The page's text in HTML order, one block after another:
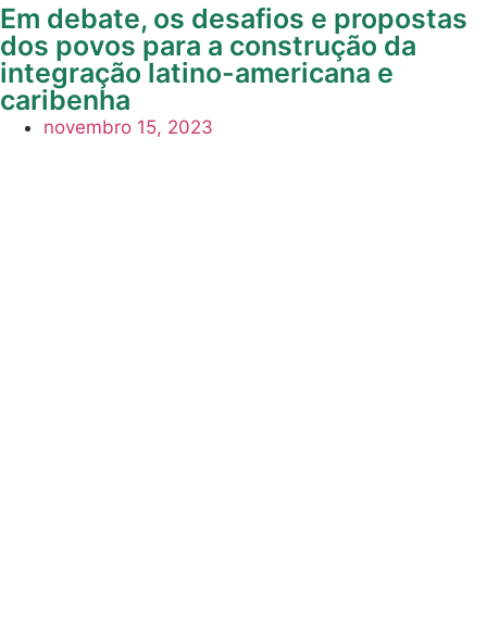
Em debate, os desafios e propostas
dos povos para a construção da
integração latino-americana e
caribenha
novembro 15, 2023